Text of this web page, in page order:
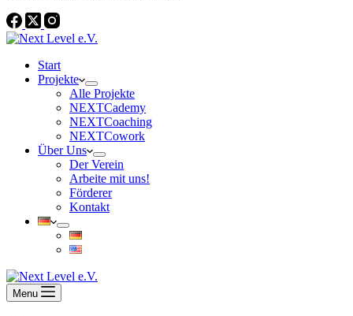
Start
Projekte
Alle Projekte
NEXTCademy
NEXTCoaching
NEXTCowork
Über Uns
Der Verein
Arbeite mit uns!
Förderer
Kontakt
Menu